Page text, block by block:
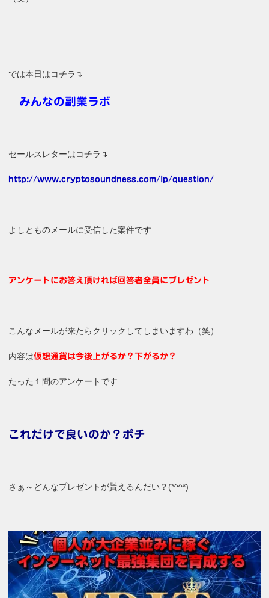
では本日はコチラ↴
みんなの副業ラボ
セールスレターはコチラ↴
http://www.cryptosoundness.com/lp/question/
よしとものメールに受信した案件です
アンケートにお答え頂ければ回答者全員にプレゼント
こんなメールが来たらクリックしてしまいますわ（笑）
内容は仮想通貨は今後上がるか？下がるか？
たった１問のアンケートです
これだけで良いのか？ポチ
さぁ～どんなプレゼントが貰えるんだい？(*^^*)